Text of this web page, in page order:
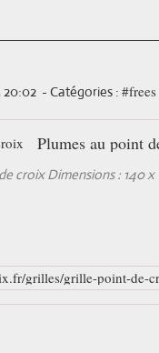
20:02 - Catégories : #frees
Plumes au point
croix Dimensions : 140